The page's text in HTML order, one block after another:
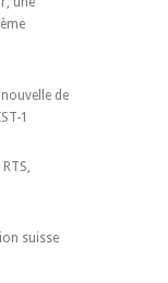
de
1
suisse